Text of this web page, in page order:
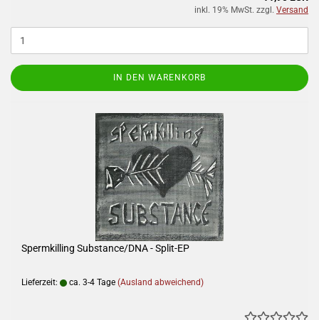
inkl. 19% MwSt. zzgl. Versand
IN DEN WARENKORB
Spermkilling Substance/DNA - Split-EP
Lieferzeit: ca. 3-4 Tage (Ausland abweichend)